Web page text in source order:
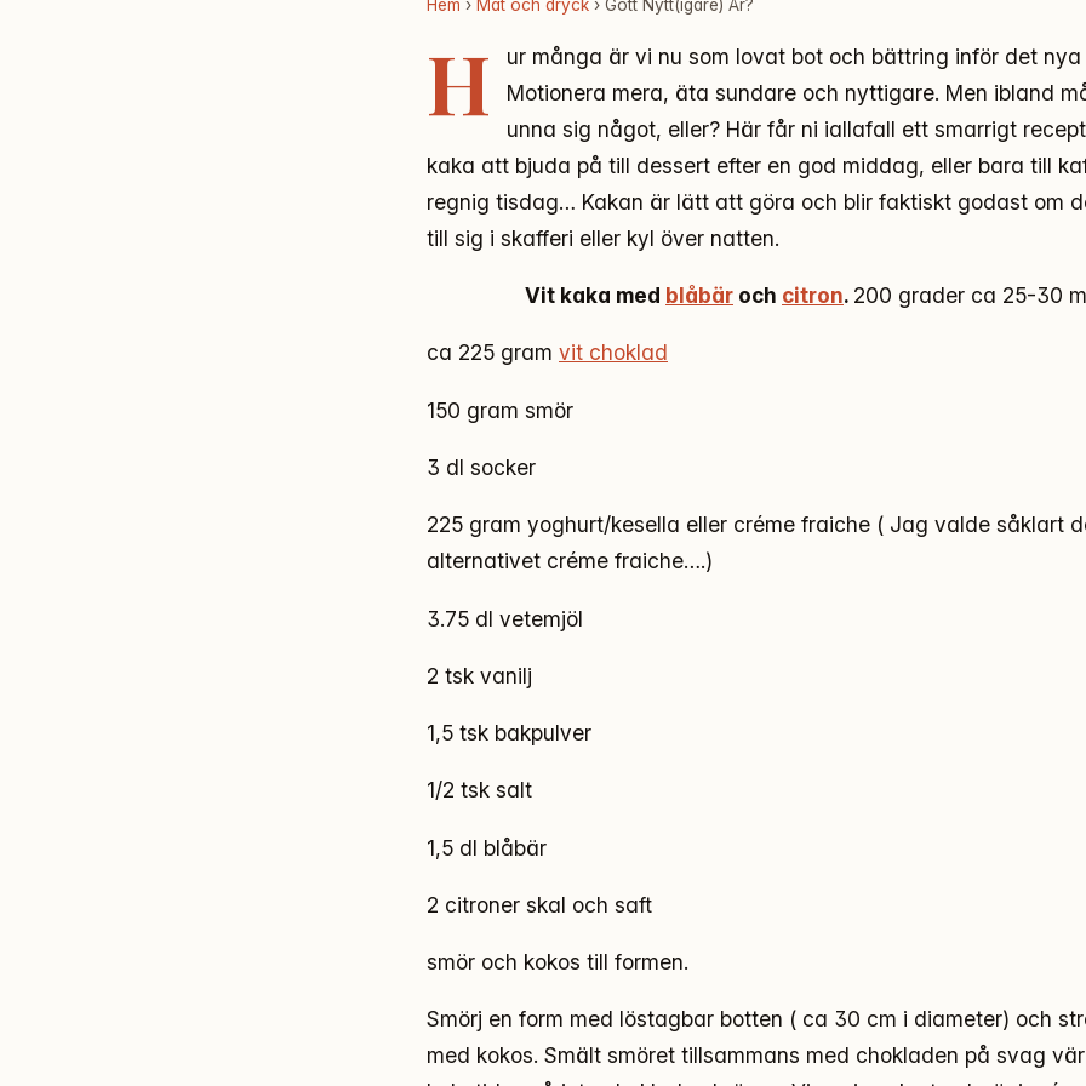
Hem › Mat och dryck › Gott Nytt(igare) År?
H
ur många är vi nu som lovat bot och bättring inför det nya
Motionera mera, äta sundare och nyttigare. Men ibland
unna sig något, eller? Här får ni iallafall ett smarrigt
kaka att bjuda på till dessert efter en god middag, eller bara till
regnig tisdag… Kakan är lätt att göra och blir faktiskt godast om
till sig i skafferi eller kyl över natten.
Vit kaka med blåbär och citron. 200 grader ca 25-30
ca 225 gram vit choklad
150 gram smör
3 dl socker
225 gram yoghurt/kesella eller créme fraiche ( Jag valde såklart
alternativet créme fraiche….)
3.75 dl vetemjöl
2 tsk vanilj
1,5 tsk bakpulver
1/2 tsk salt
1,5 dl blåbär
2 citroner skal och saft
smör och kokos till formen.
Smörj en form med löstagbar botten ( ca 30 cm i diameter) och
med kokos. Smält smöret tillsammans med chokladen på svag